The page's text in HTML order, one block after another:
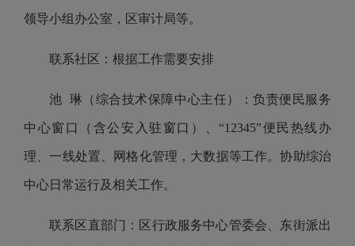
领导小组办公室，区审计局等。
联系社区：根据工作需要安排
池 琳（综合技术保障中心主任）：负责便民服务
中心窗口（含公安入驻窗口）、“12345”便民热线办
理、一线处置、网格化管理，大数据等工作。协助综治
中心日常运行及相关工作。
联系区直部门：区行政服务中心管委会、东街派出